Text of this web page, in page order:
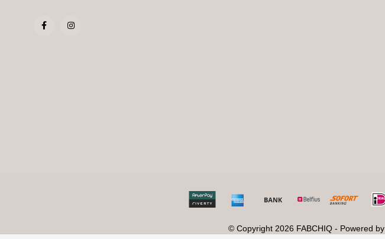
© Copyright 2026 FABCHIQ - Powered by